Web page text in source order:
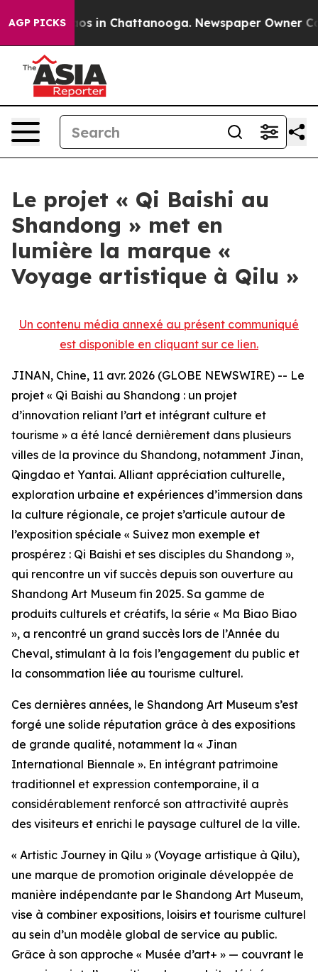
AGP PICKSChaos in Chattanooga. Newspaper Owner
Le projet « Qi Baishi au
Shandong » met en
lumière la marque «
Voyage artistique à Qilu »
Un contenu média annexé au présent communiqué
est disponible en cliquant sur ce lien.
JINAN, Chine, 11 avr. 2026 (GLOBE NEWSWIRE) -- Le
projet « Qi Baishi au Shandong : un projet
d’innovation reliant l’art et intégrant culture et
tourisme » a été lancé dernièrement dans plusieurs
villes de la province du Shandong, notamment Jinan,
Qingdao et Yantai. Alliant appréciation culturelle,
exploration urbaine et expériences d’immersion dans
la culture régionale, ce projet s’articule autour de
l’exposition spéciale « Suivez mon exemple et
prospérez : Qi Baishi et ses disciples du Shandong »,
qui rencontre un vif succès depuis son ouverture au
Shandong Art Museum fin 2025. Sa gamme de
produits culturels et créatifs, la série « Ma Biao Biao
», a rencontré un grand succès lors de l’Année du
Cheval, stimulant à la fois l’engagement du public et
la consommation liée au tourisme culturel.
Ces dernières années, le Shandong Art Museum s’est
forgé une solide réputation grâce à des expositions
de grande qualité, notamment la « Jinan
International Biennale ». En intégrant patrimoine
traditionnel et expression contemporaine, il a
considérablement renforcé son attractivité auprès
des visiteurs et enrichi le paysage culturel de la ville.
« Artistic Journey in Qilu » (Voyage artistique à Qilu),
une marque de promotion originale développée de
manière indépendante par le Shandong Art Museum,
vise à combiner expositions, loisirs et tourisme culturel
au sein d’un modèle global de service au public.
Grâce à son approche « Musée d’art+ » — couvrant le